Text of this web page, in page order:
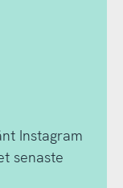
Instagram
senaste